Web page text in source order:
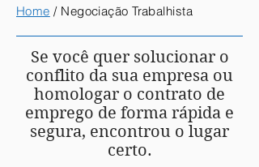
Home / Negociação Trabalhista
Se você quer solucionar o
conflito da sua empresa ou
homologar o contrato de
emprego de forma rápida e
segura, encontrou o lugar
certo.